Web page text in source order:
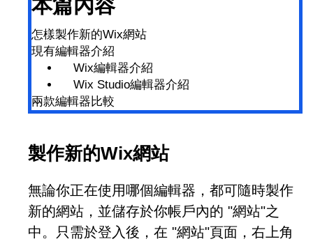
本篇內容
怎樣製作新的Wix網站
現有編輯器介紹
Wix編輯器介紹
Wix Studio編輯器介紹
兩款編輯器比較
製作新的Wix網站
無論你正在使用哪個編輯器，都可隨時製作
新的網站，並儲存於你帳戶內的 "網站"之
中。只需於登入後，在 "網站"頁面，右上角